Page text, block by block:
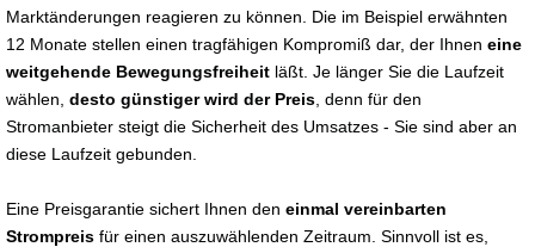
Marktänderungen reagieren zu können. Die im Beispiel erwähnten
12 Monate stellen einen tragfähigen Kompromiß dar, der Ihnen eine
weitgehende Bewegungsfreiheit läßt. Je länger Sie die Laufzeit
wählen, desto günstiger wird der Preis , denn für den
Stromanbieter steigt die Sicherheit des Umsatzes - Sie sind aber an
diese Laufzeit gebunden.
Eine Preisgarantie sichert Ihnen den einmal vereinbarten
Strompreis für einen auszuwählenden Zeitraum. Sinnvoll ist es,